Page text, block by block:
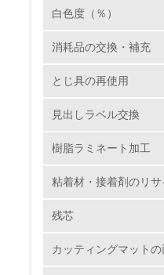
→
8. 第
白色度（％）
消耗品の交換・補充
とじ具の再使用
見出しラベル交換
樹脂ラミネート加工
粘着材・接着剤のリ
残芯
カッティングマットの